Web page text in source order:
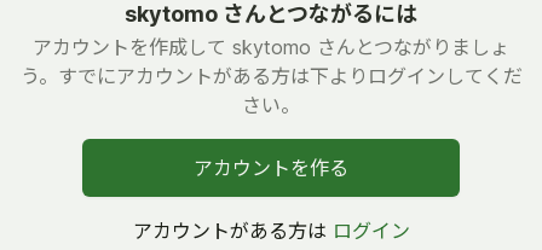
skytomo さんとつながるには
アカウントを作成して skytomo さんとつながりましょ
う。すでにアカウントがある方は下よりログインしてくだ
さい。
アカウントを作る
アカウントがある方は ログイン